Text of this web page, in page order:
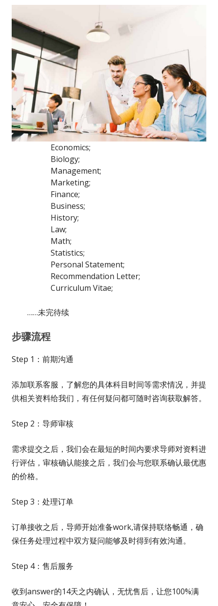
Economics;
Biology;
Management;
Marketing;
Finance;
Business;
History;
Law;
Math;
Statistics;
Personal Statement;
Recommendation Letter;
Curriculum Vitae;
……未完待续
步骤流程
Step 1：前期沟通
添加联系客服，了解您的具体科目时间等需求情况，并提
供相关资料给我们，有任何疑问都可随时咨询获取解答。
Step 2：导师审核
需求提交之后，我们会在最短的时间内要求导师对资料进
行评估，审核确认能接之后，我们会与您联系确认最优惠
的价格。
Step 3：处理订单
订单接收之后，导师开始准备work,请保持联络畅通，确
保任务处理过程中双方疑问能够及时得到有效沟通。
Step 4：售后服务
收到answer的14天之内确认，无忧售后，让您100%满